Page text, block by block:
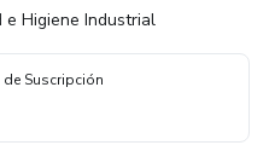
e Higiene Industrial
Suscripción